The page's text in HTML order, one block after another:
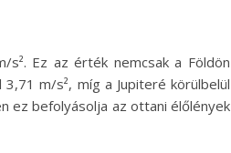
Ez az érték nemcsak a Földön
m/s², míg a Jupiteré körülbelül
ez befolyásolja az ottani élőlények